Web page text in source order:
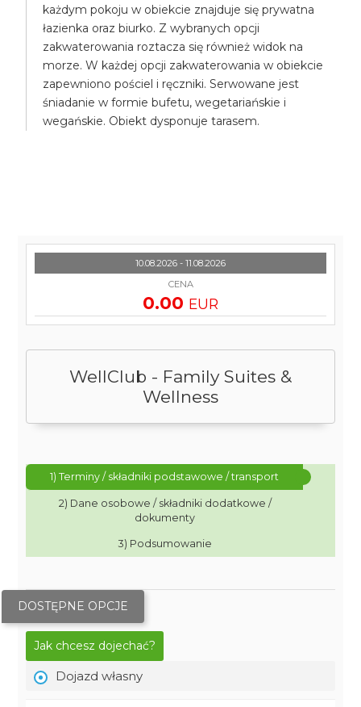
każdym pokoju w obiekcie znajduje się prywatna
łazienka oraz biurko. Z wybranych opcji
zakwaterowania roztacza się również widok na
morze. W każdej opcji zakwaterowania w obiekcie
zapewniono pościel i ręczniki. Serwowane jest
śniadanie w formie bufetu, wegetariańskie i
wegańskie. Obiekt dysponuje tarasem.
WellClub - Family Suites &
Wellness
1) Terminy / składniki podstawowe / transport
2) Dane osobowe / składniki dodatkowe /
dokumenty
3) Podsumowanie
DOSTĘPNE OPCJE
Jak chcesz dojechać?
Dojazd własny
10.08.2026 - 11.08.2026
CENA
0.00 EUR